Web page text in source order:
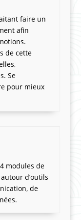
faire un
afin
de cette
Se
pour mieux
modules de
d’outils
de